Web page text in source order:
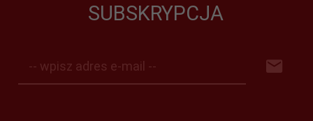
SUBSKRYPCJA
-- wpisz adres e-mail --